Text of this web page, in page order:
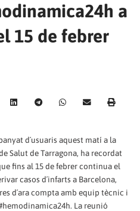
a
15 de febrer
d´usuaris aquest matí a la
Salut de Tarragona, ha recordat
fins al 15 de febrer continua el
casos d´infarts a Barcelona,
d´ara compta amb equip tècnic i
La reunió